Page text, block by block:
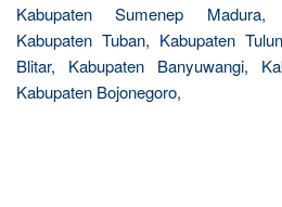
Kabupaten Sumenep Madura,
Kabupaten Tuban, Kabupaten
Blitar, Kabupaten Banyuwangi,
Kabupaten Bojonegoro,